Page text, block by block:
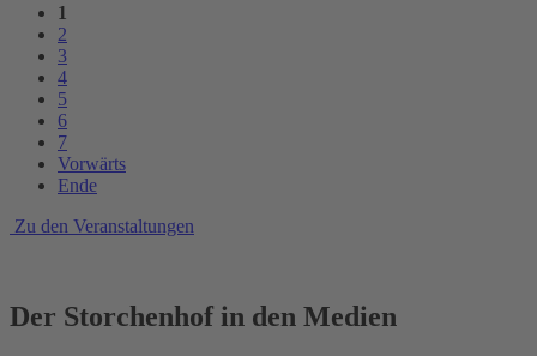
1
2
3
4
5
6
7
Vorwärts
Ende
Zu den Veranstaltungen
Der Storchenhof in den Medien